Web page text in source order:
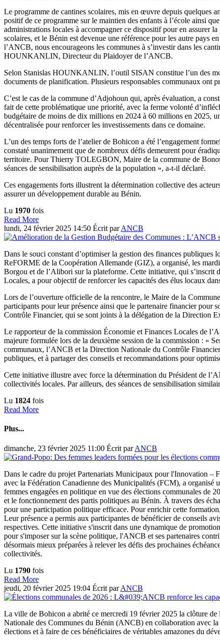
Le programme de cantines scolaires, mis en œuvre depuis quelques
positif de ce programme sur le maintien des enfants à l’école ainsi
administrations locales à accompagner ce dispositif pour en assurer
scolaires, et le Bénin est devenue une référence pour les autre pays
l’ANCB, nous encourageons les communes à s’investir dans les
HOUNKANLIN, Directeur du Plaidoyer de l’ANCB.
Selon Stanislas HOUNKANLIN, l’outil SISAN constitue l’un des
documents de planification. Plusieurs responsables communaux ont
C’est le cas de la commune d’Adjohoun qui, après évaluation, a
fait de cette problématique une priorité, avec la ferme volonté
budgétaire de moins de dix millions en 2024 à 60 millions en 2025,
décentralisée pour renforcer les investissements dans ce domaine.
L’un des temps forts de l’atelier de Bohicon a été l’engagement
constaté unanimement que de nombreux défis demeurent pour
territoire. Pour Thierry TOLEGBON, Maire de la commune de
séances de sensibilisation auprès de la population », a-t-il déclaré.
Ces engagements forts illustrent la détermination collective des
assurer un développement durable au Bénin.
Lu 1970 fois
Read More
lundi, 24 février 2025 14:50 Écrit parANCB
Dans le souci constant d’optimiser la gestion des finances
ReFORME de la Coopération Allemande (GIZ), a organisé, les
Borgou et de l’Alibori sur la plateforme. Cette initiative, qui s’inscrit
Locales, a pour objectif de renforcer les capacités des élus locaux
Lors de l’ouverture officielle de la rencontre, le Maire de la
participants pour leur présence ainsi que le partenaire financier pour
Contrôle Financier, qui se sont joints à la délégation de la Direction
Le rapporteur de la commission Économie et Finances Locales de
majeure formulée lors de la deuxième session de la commission : «
communaux, l’ANCB et la Direction Nationale du Contrôle
publiques, et à partager des conseils et recommandations pour
Cette initiative illustre avec force la détermination du Président de
collectivités locales. Par ailleurs, des séances de sensibilisation
Lu 1824 fois
Read More
Plus...
dimanche, 23 février 2025 11:00 Écrit parANCB
Dans le cadre du projet Partenariats Municipaux pour l'Innovation
avec la Fédération Canadienne des Municipalités (FCM), a
femmes engagées en politique en vue des élections communales de
et le fonctionnement des partis politiques au Bénin. À travers des
pour une participation politique efficace. Pour enrichir cette
Leur présence a permis aux participantes de bénéficier de conseils
respectives. Cette initiative s'inscrit dans une dynamique de
pour s'imposer sur la scène politique, l'ANCB et ses partenaires
désormais mieux préparées à relever les défis des prochaines
collectivités.
Lu 1790 fois
Read More
jeudi, 20 février 2025 19:04 Écrit parANCB
La ville de Bohicon a abrité ce mercredi 19 février 2025 la clôture
Nationale des Communes du Bénin (ANCB) en collaboration avec
élections et à faire de ces bénéficiaires de véritables amazones du